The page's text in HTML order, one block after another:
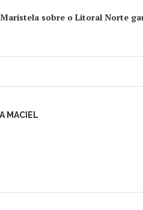
sobre o Litoral Norte
MACIEL